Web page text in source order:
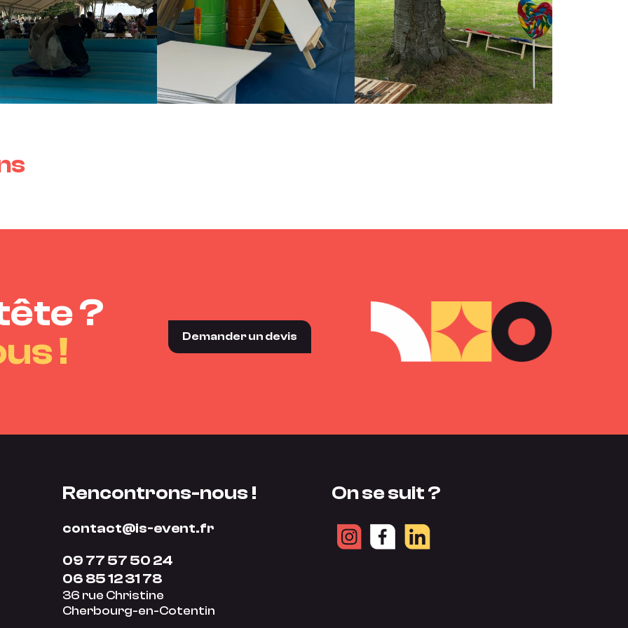
?
!
Demander un devis
Rencontrons-nous !
contact@is-event.fr
09 77 57 50 24
06 85 12 31 78
36 rue Christine
Cherbourg-en-Cotentin
On se suit ?